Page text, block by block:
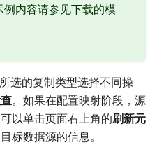
内容请参见下载的模
选的复制类型选择不同操
。如果在配置映射阶段，源
以单击页面右上角的刷新元
标数据源的信息。